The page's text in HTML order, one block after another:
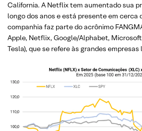
California. A Netflix tem aumentado sua
longo dos anos e está presente em cerca
companhia faz parte do acrônimo
Apple, Netflix, Google/Alphabet,
Tesla), que se refere às grandes